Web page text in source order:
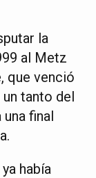
la
al Metz
que venció
tanto del
final
había